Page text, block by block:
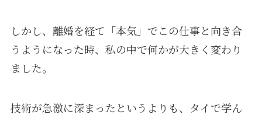
しかし、離婚を経て「本気」でこの仕事と向き合
うようになった時、私の中で何かが大きく変わり
ました。
技術が急激に深まったというよりも、タイで学ん